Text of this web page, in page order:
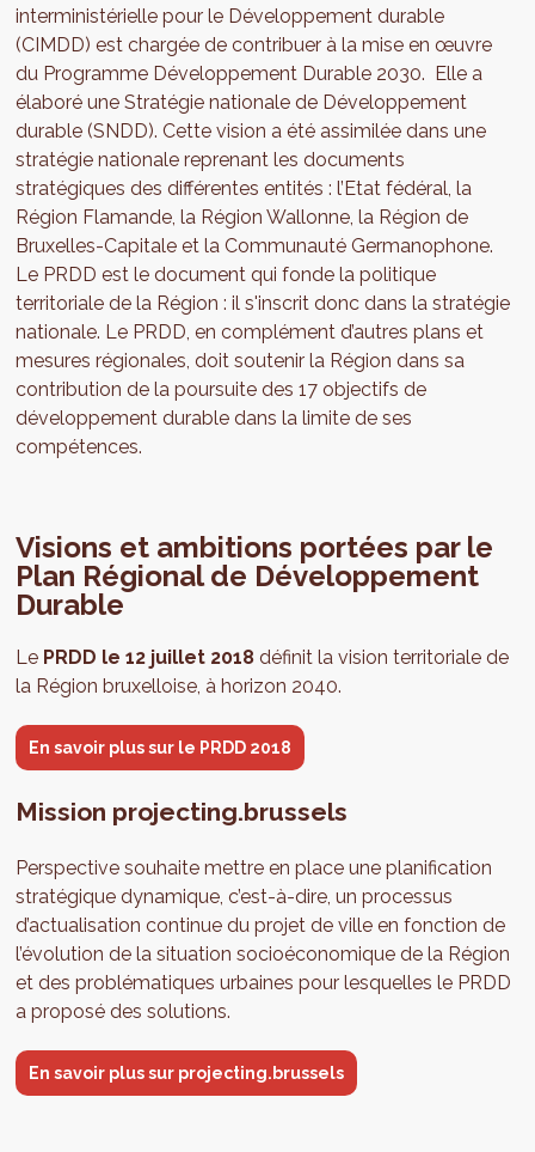
interministérielle pour le Développement durable
(CIMDD) est chargée de contribuer à la mise en œuvre
du Programme Développement Durable 2030. Elle a
élaboré une Stratégie nationale de Développement
durable (SNDD). Cette vision a été assimilée dans une
stratégie nationale reprenant les documents
stratégiques des différentes entités : l’Etat fédéral, la
Région Flamande, la Région Wallonne, la Région de
Bruxelles-Capitale et la Communauté Germanophone.
Le PRDD est le document qui fonde la politique
territoriale de la Région : il s'inscrit donc dans la stratégie
nationale. Le PRDD, en complément d’autres plans et
mesures régionales, doit soutenir la Région dans sa
contribution de la poursuite des 17 objectifs de
développement durable dans la limite de ses
compétences.
Visions et ambitions portées par le
Plan Régional de Développement
Durable
Le PRDD le 12 juillet 2018 définit la vision territoriale de
la Région bruxelloise, à horizon 2040.
En savoir plus sur le PRDD 2018
Mission projecting.brussels
Perspective souhaite mettre en place une planification
stratégique dynamique, c’est-à-dire, un processus
d’actualisation continue du projet de ville en fonction de
l’évolution de la situation socioéconomique de la Région
et des problématiques urbaines pour lesquelles le PRDD
a proposé des solutions.
En savoir plus sur projecting.brussels